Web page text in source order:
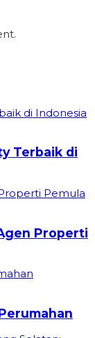
Terbaik di
Properti